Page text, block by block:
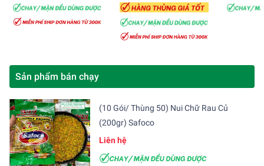
Sản phẩm bán chạy
(10 Gói/ Thùng 50) Nui Chữ Rau Củ
(200gr) Safoco
Liên hệ